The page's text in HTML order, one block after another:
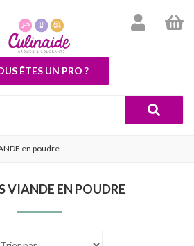
ÊTES UN PRO ?
en poudre
VIANDE EN POUDRE